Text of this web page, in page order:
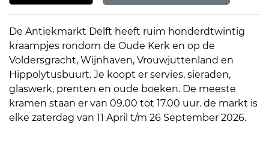
De Antiekmarkt Delft heeft ruim honderdtwintig
kraampjes rondom de Oude Kerk en op de
Voldersgracht, Wijnhaven, Vrouwjuttenland en
Hippolytusbuurt. Je koopt er servies, sieraden,
glaswerk, prenten en oude boeken. De meeste
kramen staan er van 09.00 tot 17.00 uur. de markt is
elke zaterdag van 11 April t/m 26 September 2026.